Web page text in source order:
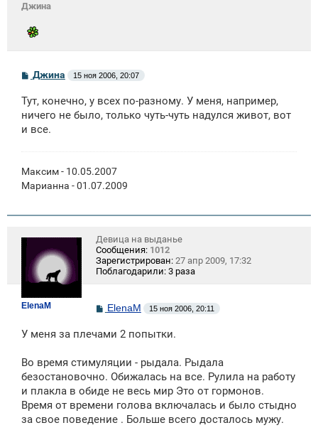
Джина
С
б
щ
н
Джина 15 ноя 2006, 20:07
Тут, конечно, у всех по-разному. У меня, например,
ничего не было, только чуть-чуть надулся живот, вот
и все.
Максим - 10.05.2007
Марианна - 01.07.2009
ElenaM
Девица на выданье
Сообщения: 1012
Зарегистрирован: 27 апр 2009, 17:32
Поблагодарили: 3 раза
С
о
б
н
и
ElenaM 15 ноя 2006, 20:11
У меня за плечами 2 попытки.
Во время стимуляции - рыдала. Рыдала
безостановочно. Обижалась на все. Рулила на работу
и плакла в обиде не весь мир Это от гормонов.
Время от времени голова включалась и было стыдно
за свое поведение . Больше всего досталось мужу.